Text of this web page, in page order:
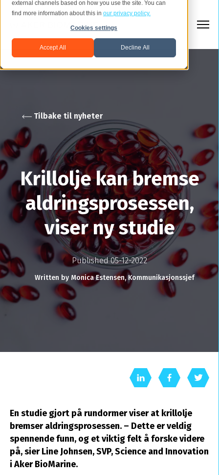
external channels based on how you use the site. You can
find more information about this in our privacy policy.
Cookies settings
Accept All Decline All
Krillolje kan bremse
aldringsprosessen,
viser ny studie
Published 05-12-2022
Written by Monica Estensen, Kommunikasjonssjef
Tilbake til nyheter
En studie gjort på rundormer viser at krillolje
bremser aldringsprosessen. – Dette er veldig
spennende funn, og et viktig felt å forske videre
på, sier Line Johnsen, SVP, Science and Innovation
i Aker BioMarine.